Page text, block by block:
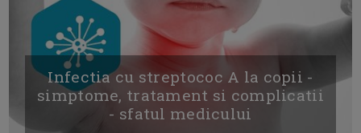
Infectia cu streptococ A la copii -
simptome, tratament si complicatii
- sfatul medicului